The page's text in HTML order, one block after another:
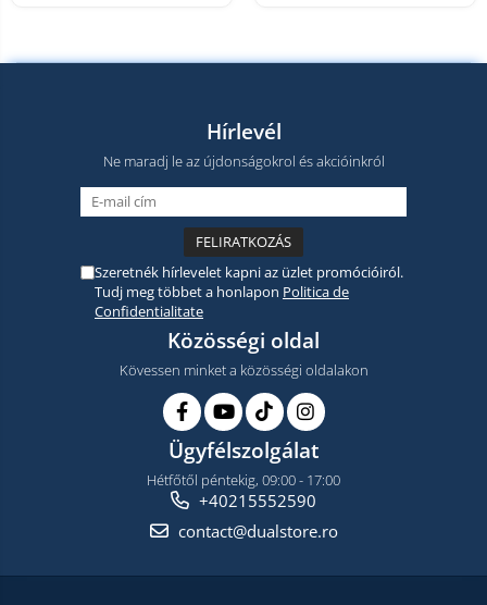
Hírlevél
Ne maradj le az újdonságokrol és akcióinkról
Szeretnék hírlevelet kapni az üzlet promócióiról.
Tudj meg többet a honlapon Politica de
Confidentialitate
Közösségi oldal
Kövessen minket a közösségi oldalakon
Ügyfélszolgálat
Hétfőtől péntekig, 09:00 - 17:00
+40215552590
contact@dualstore.ro